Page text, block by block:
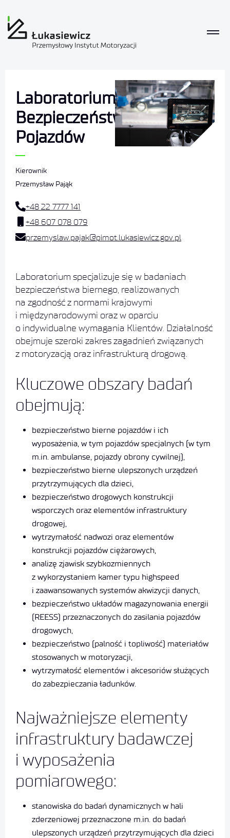
Laboratorium
Bezpieczeństwa
Pojazdów
Kierownik
Przemysław Pająk
+48 22 7777 141
+48 607 078 079
przemyslaw.pajak@pimot.lukasiewicz.gov.pl
Laboratorium specjalizuje się w badaniach
bezpieczeństwa biernego, realizowanych
na zgodność z normami krajowymi
i międzynarodowymi oraz w oparciu
o indywidualne wymagania Klientów. Działalność
obejmuje szeroki zakres zagadnień związanych
z motoryzacją oraz infrastrukturą drogową.
Kluczowe obszary badań
obejmują:
bezpieczeństwo bierne pojazdów i ich
wyposażenia, w tym pojazdów specjalnych (w tym
m.in. ambulanse, pojazdy obrony cywilnej),
bezpieczeństwo bierne ulepszonych urządzeń
przytrzymujących dla dzieci,
bezpieczeństwo drogowych konstrukcji
wsporczych oraz elementów infrastruktury
drogowej,
wytrzymałość nadwozi oraz elementów
konstrukcji pojazdów ciężarowych,
analizę zjawisk szybkozmiennych
z wykorzystaniem kamer typu highspeed
i zaawansowanych systemów akwizycji danych,
bezpieczeństwo układów magazynowania energii
(REESS) przeznaczonych do zasilania pojazdów
drogowych,
bezpieczeństwo (palność i topliwość) materiałów
stosowanych w motoryzacji,
wytrzymałość elementów i akcesoriów służących
do zabezpieczania ładunków.
Najważniejsze elementy
infrastruktury badawczej
i wyposażenia
pomiarowego:
stanowiska do badań dynamicznych w hali
zderzeniowej przeznaczone m.in. do badań
ulepszonych urządzeń przytrzymujących dla dzieci